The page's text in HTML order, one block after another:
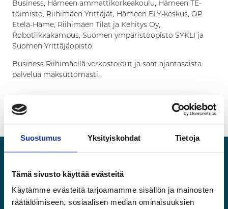
Suostumus Yksityiskohdat Tietoja
Tämä sivusto käyttää evästeitä
Käytämme evästeitä tarjoamamme sisällön ja mainosten
räätälöimiseen, sosiaalisen median ominaisuuksien
Business, Hämeen ammattikorkeakoulu, Hämeen TE-
toimisto, Riihimäen Yrittäjät, Hämeen ELY-keskus, OP
Etelä-Häme, Riihimäen Tilat ja Kehitys Oy,
Robotiikkakampus, Suomen ympäristöopisto SYKLI ja
Suomen Yrittäjäopisto.
Business Riihimäellä verkostoidut ja saat ajantasaista
palvelua maksuttomasti.
LinkedIn
Käyntiosoite